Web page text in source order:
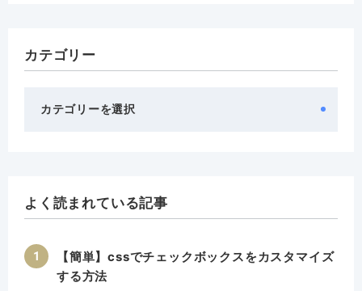
カテゴリー
よく読まれている記事
【簡単】cssでチェックボックスをカスタマイズ
する方法